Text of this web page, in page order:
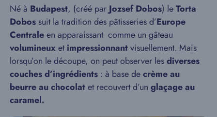
Né à Budapest, (créé par Jozsef Dobos) leTorta
Dobos suit la tradition des pâtisseries d’Europe
Centraleen apparaissant comme un gâteau
volumineux etimpressionnantvisuellement. Mais
lorsqu’on le découpe, on peut observer lesdiverses
couches d’ingrédients : à base decrème au
beurre au chocolatet recouvert d’un glaçage au
caramel.